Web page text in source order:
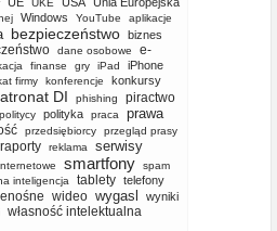
UKE
Windows YouTube aplikacje
bezpieczeństwo biznes
dane osobowe
e-
finanse gry iPad iPhone
firmy konferencje konkursy
DI phishing piractwo
politycy polityka praca
prawa
przedsiębiorcy
przegląd prasy
raporty reklama
serwisy
smartfony
spam
inteligencja tablety telefony
wideo wygasl
wyniki
własność intelektualna